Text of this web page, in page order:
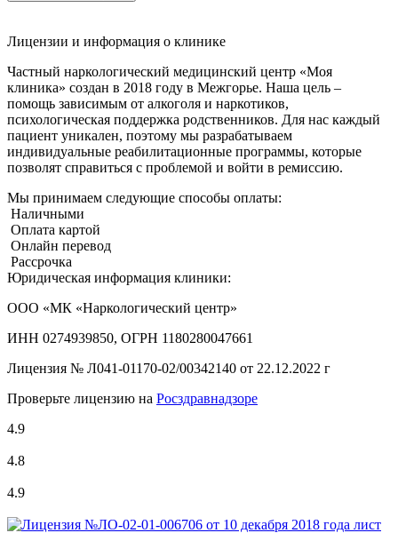
Лицензии и информация о клинике
Частный наркологический медицинский центр «Моя
клиника» создан в 2018 году в Межгорье. Наша цель –
помощь зависимым от алкоголя и наркотиков,
психологическая поддержка родственников. Для нас каждый
пациент уникален, поэтому мы разрабатываем
индивидуальные реабилитационные программы, которые
позволят справиться с проблемой и войти в ремиссию.
Мы принимаем следующие способы оплаты:
Наличными
Оплата картой
Онлайн перевод
Рассрочка
Юридическая информация клиники:
ООО «МК «Наркологический центр»
ИНН 0274939850, ОГРН 1180280047661
Лицензия № Л041-01170-02/00342140 от 22.12.2022 г
Проверьте лицензию на Росздравнадзоре
4.9
4.8
4.9